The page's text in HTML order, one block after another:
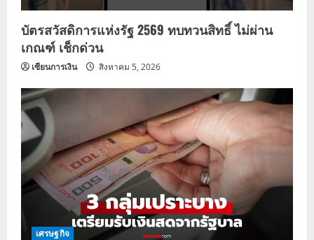
บัตรสวัสดิการแห่งรัฐ 2569 ทบทวนสิทธิ์ ไม่ผ่าน
เกณฑ์ เช็กด่วน
เซียนการเงิน สิงหาคม 5, 2026
เศรษฐกิจ